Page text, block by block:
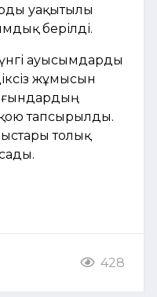
уақытылы
берілді.
ауысымдарды
жұмысын
тапсырылды.
толық
428